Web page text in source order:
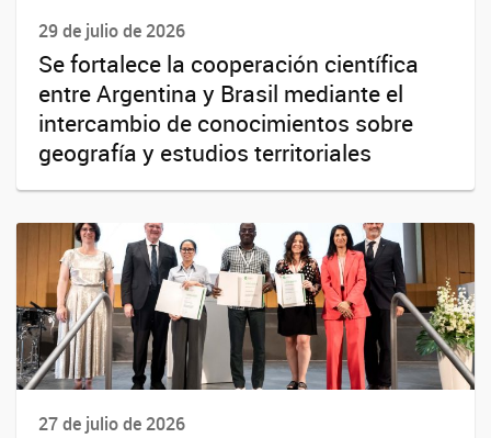
29 de julio de 2026
Se fortalece la cooperación científica
entre Argentina y Brasil mediante el
intercambio de conocimientos sobre
geografía y estudios territoriales
27 de julio de 2026